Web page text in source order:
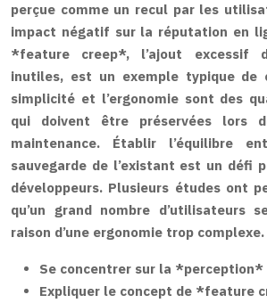
perçue comme un recul par les
impact négatif sur la réputation en
*feature creep*, l’ajout excessif
inutiles, est un exemple typique de
simplicité et l’ergonomie sont des
qui doivent être préservées lors
maintenance. Établir l’équilibre
sauvegarde de l’existant est un défi
développeurs. Plusieurs études ont
qu’un grand nombre d’utilisateurs
raison d’une ergonomie trop complexe.
Se concentrer sur la *perception*
Expliquer le concept de *feature